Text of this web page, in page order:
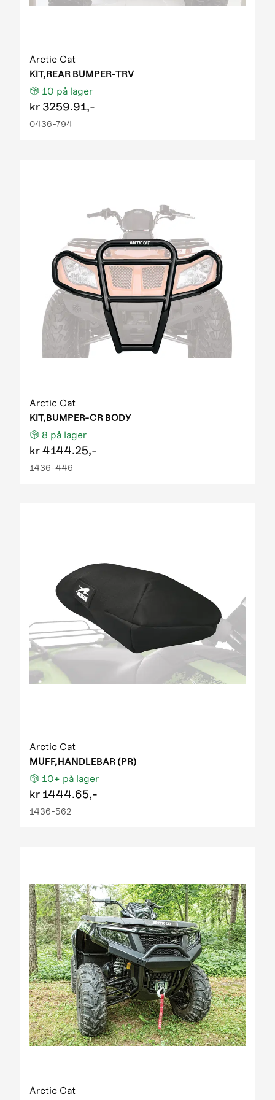
Arctic Cat
KIT,REAR BUMPER-TRV
10 på lager
kr 3259.91,-
0436-794
Arctic Cat
KIT,BUMPER-CR BODY
8 på lager
kr4144.25,-
1436-446
Arctic Cat
MUFF,HANDLEBAR (PR)
10+ på lager
kr 1444.65,-
1436-562
Arctic Cat